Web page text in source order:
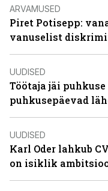
ARVAMUSED
Piret Potisepp:
vanuselist
UUDISED
Töötaja jäi
puhkusepäevad
UUDISED
Karl Oder lahkub
on isiklik